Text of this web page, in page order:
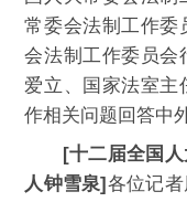
常委会法制工作委
会法制工作委员会
爱立、国家法室主
作相关问题回答中
[十二届全国
人钟雪泉]各位记